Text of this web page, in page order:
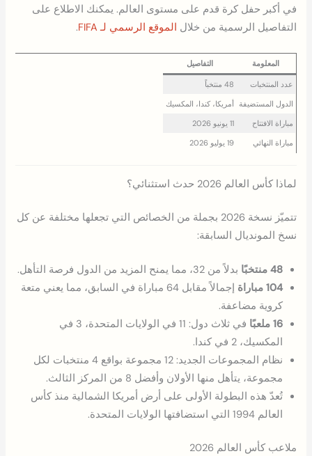
في أكبر حفل كرة قدم على مستوى العالم. يمكنك الاطلاع على
التفاصيل الرسمية من خلال الموقع الرسمي لـ FIFA .
المعلومة التفاصيل
عدد المنتخبات
48 منتخباً
الدول المستضيفة
أمريكا، كندا، المكسيك
مباراة الافتتاح
11 يونيو 2026
مباراة النهائي
19 يوليو 2026
لماذا كأس العالم 2026 حدث استثنائي؟
تتميّز نسخة 2026 بجملة من الخصائص التي تجعلها مختلفة عن كل
نسخ المونديال السابقة:
48 منتخبًا
بدلاً من 32، مما يمنح المزيد من الدول فرصة التأهل.
104 مباراة
إجمالاً مقابل 64 مباراة في السابق، مما يعني متعة
كروية مضاعفة.
16 ملعبًا
في ثلاث دول: 11 في الولايات المتحدة، 3 في
المكسيك، 2 في كندا.
نظام المجموعات الجديد: 12 مجموعة بواقع 4 منتخبات لكل
مجموعة، يتأهل منها الأولان وأفضل 8 من المركز الثالث.
تُعدّ هذه البطولة الأولى على أرض أمريكا الشمالية منذ كأس
العالم 1994 التي استضافتها الولايات المتحدة.
ملاعب كأس العالم 2026